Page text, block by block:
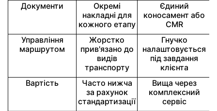
Документи
Окремі
накладні для
кожного етапу
Єдиний
коносамент або
CMR
Управління
маршрутом
Жорстко
прив'язано до
видів
транспорту
Гнучко
налаштовується
під завдання
клієнта
Вартість
Часто нижча
за рахунок
стандартизації
Вища через
комплексний
сервіс